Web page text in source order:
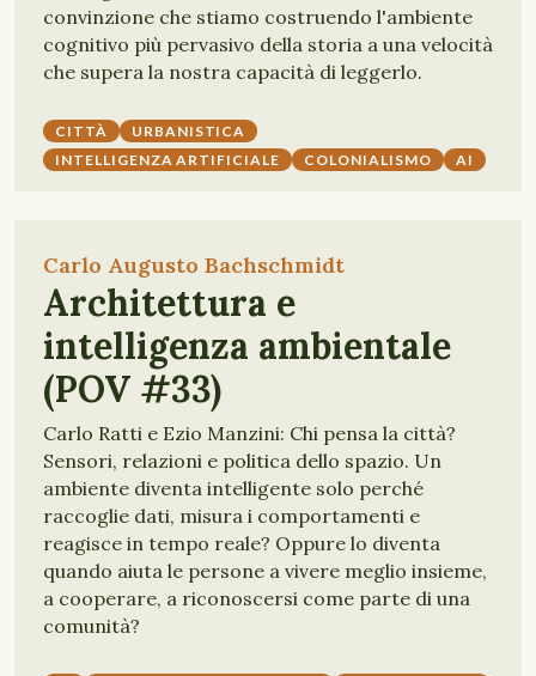
convinzione che stiamo costruendo l'ambiente
cognitivo più pervasivo della storia a una velocità
che supera la nostra capacità di leggerlo.
CITTÀ
URBANISTICA
INTELLIGENZA ARTIFICIALE
COLONIALISMO AI
Carlo Augusto Bachschmidt
Architettura e
intelligenza ambientale
(POV #33)
Carlo Ratti e Ezio Manzini: Chi pensa la città?
Sensori, relazioni e politica dello spazio. Un
ambiente diventa intelligente solo perché
raccoglie dati, misura i comportamenti e
reagisce in tempo reale? Oppure lo diventa
quando aiuta le persone a vivere meglio insieme,
a cooperare, a riconoscersi come parte di una
comunità?